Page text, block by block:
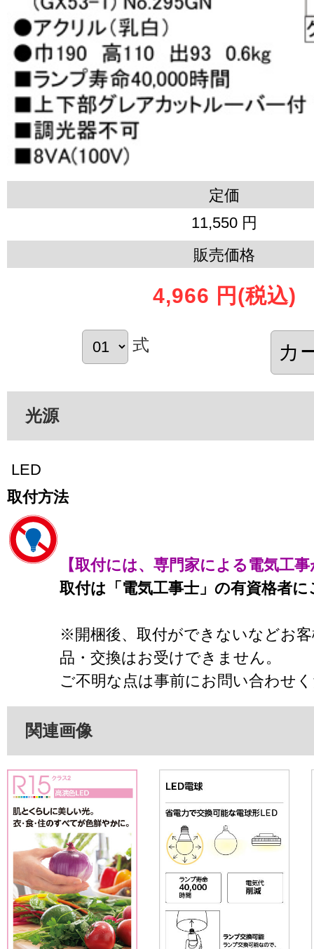
定価
11,550 円
販売価格
4,966 円 (税込)
式
光源
LED
取付方法
【取付には、専門家による電気工
取付は「電気工事士」の有資格者
※開梱後、取付ができないなどお
品・交換はお受けできません。
ご不明な点は事前にお問い合わせ
関連画像